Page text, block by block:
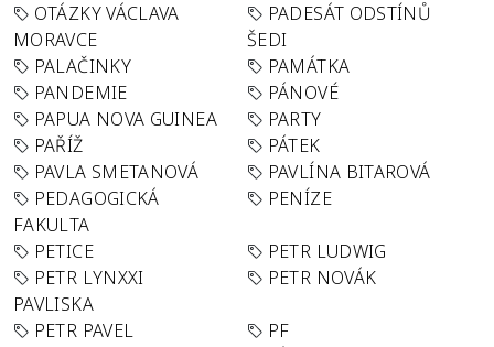
OTÁZKY VÁCLAVA
MORAVCE
PADESÁT ODSTÍNŮ
ŠEDI
PALAČINKY
PAMÁTKA
PANDEMIE
PÁNOVÉ
PAPUA NOVA GUINEA
PARTY
PAŘÍŽ
PÁTEK
PAVLA SMETANOVÁ
PAVLÍNA BITAROVÁ
PEDAGOGICKÁ
FAKULTA
PENÍZE
PETICE
PETR LUDWIG
PETR LYNXXI
PAVLISKA
PETR NOVÁK
PETR PAVEL
PF